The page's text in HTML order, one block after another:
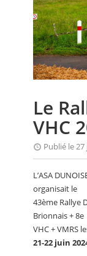
CALENDRIER
FOCUS
ANNUAIRES
PETITES
Le
VHC
Publié le 27
L’ASA
organisait le
43ème Rallye
Brionnais + 8e
VHC + VMRS
21-22 juin